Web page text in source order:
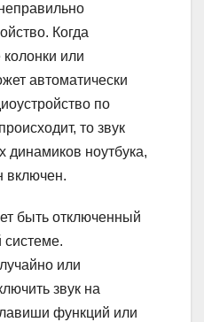
Когда
или
автоматически
по
то звук
динамиков ноутбука,
включен.
быть отключенный
системе.
или
звук на
функций или